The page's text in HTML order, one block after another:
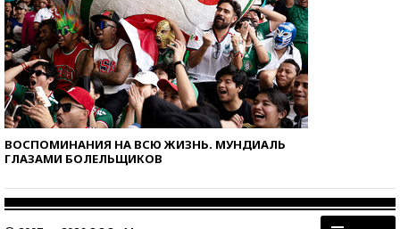
ВОСПОМИНАНИЯ НА ВСЮ ЖИЗНЬ. МУНДИАЛЬ
ГЛАЗАМИ БОЛЕЛЬЩИКОВ